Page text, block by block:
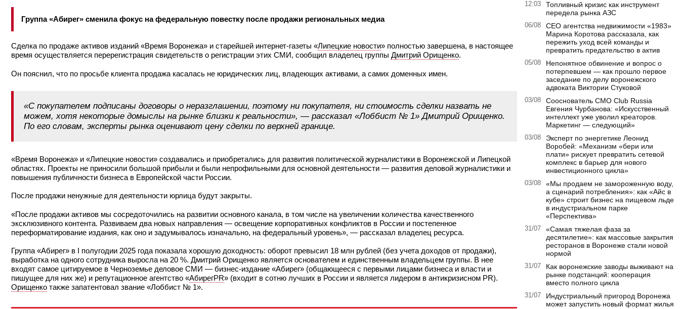
Группа «Абирег» сменила фокус на федеральную повестку после продажи региональных медиа
Сделка по продаже активов изданий «Время Воронежа» и старейшей интернет-газеты «Липецкие новости» полностью завершена, в настоящее
время осуществляется перерегистрация свидетельств о регистрации этих СМИ, сообщил владелец группы Дмитрий Орищенко.
Он пояснил, что по просьбе клиента продажа касалась не юридических лиц, владеющих активами, а самих доменных имен.
«С покупателем подписаны договоры о неразглашении, поэтому ни покупателя, ни стоимость сделки назвать не
можем, хотя некоторые домыслы на рынке близки к реальности», — рассказал «Лоббист № 1» Дмитрий Орищенко.
По его словам, эксперты рынка оценивают цену сделки по верхней границе.
«Время Воронежа» и «Липецкие новости» создавались и приобретались для развития политической журналистики в Воронежской и Липецкой
областях. Проекты не приносили большой прибыли и были непрофильными для основной деятельности — развития деловой журналистики и
повышения публичности бизнеса в Европейской части России.
После продажи ненужные для деятельности юрлица будут закрыты.
«После продажи активов мы сосредоточились на развитии основного канала, в том числе на увеличении количества качественного
эксклюзивного контента. Развиваем два новых направления — освещение корпоративных конфликтов в России и постепенное
переформатирование издания, как оно и задумывалось изначально, на федеральный уровень», — рассказал владелец ресурса.
Группа «Абирег» в I полугодии 2025 года показала хорошую доходность: оборот превысил 18 млн рублей (без учета доходов от продажи),
выработка на одного сотрудника выросла на 20 %. Дмитрий Орищенко является основателем и единственным владельцем группы. В нее
входят самое цитируемое в Черноземье деловое СМИ — бизнес-издание «Абирег» (общающееся с первыми лицами бизнеса и власти и
пишущее для них же) и репутационное агентство «АбирегPR» (входит в сотню лучших в России и является лидером в антикризисном PR).
Орищенко также запатентовал звание «Лоббист № 1».
12:03
Топливный кризис как инструмент
передела рынка АЗС
06/08
CEO агентства недвижимости «1983»
Марина Коротова рассказала, как
пережить уход всей команды и
превратить предательство в актив
05/08
Непонятное обвинение и вопрос о
потерпевшем — как прошло первое
заседание по делу воронежского
адвоката Виктории Стуковой
03/08
Сооснователь CMO Club Russia
Евгения Чурбанова: «Искусственный
интеллект уже уволил креаторов.
Маркетинг — следующий»
03/08
Эксперт по энергетике Леонид
Воробей: «Механизм «бери или
плати» рискует превратить сетевой
комплекс в барьер для нового
инвестиционного цикла»
03/08
«Мы продаем не замороженную воду,
а сценарий потребления»: как «Айс в
кубе» строит бизнес на пищевом льде
в индустриальном парке
«Перспектива»
31/07
«Самая тяжелая фаза за
десятилетие»: как массовые закрытия
ресторанов в Воронеже стали новой
нормой
31/07
Как воронежские заводы выживают на
рынке подстанций: кооперация
вместо полного цикла
31/07
Индустриальный пригород Воронежа
может запустить новый формат жилья